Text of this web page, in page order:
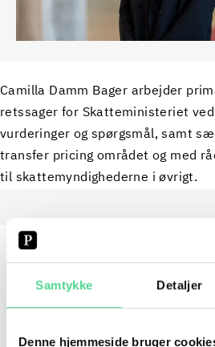
Samtykke Detaljer
Denne hjemmeside bruger
Camilla Damm Bager arbejder
retssager for Skatteministeriet
vurderinger og spørgsmål, samt
transfer pricing området og med
til skattemyndighederne i øvrigt.